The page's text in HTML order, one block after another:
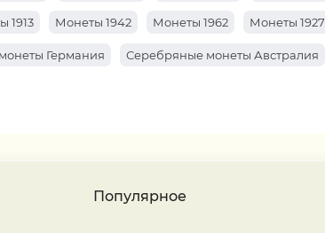
1913 Монеты 1942 Монеты 1962 Монеты 1927
Германия Серебряные монеты Австралия
Популярное